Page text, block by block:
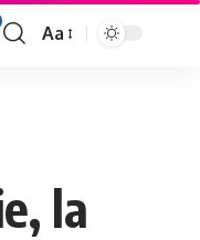
Font
Aa
la